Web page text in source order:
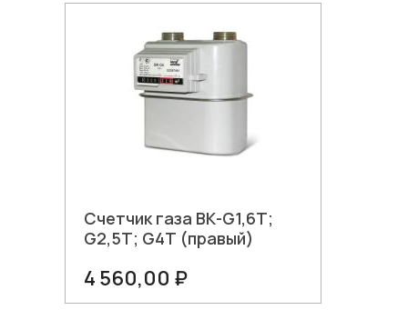
Счетчик газа ВК-G1,6Т;
G2,5Т; G4Т (правый)
4 560,00 ₽